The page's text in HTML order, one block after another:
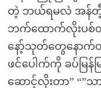
တဲ့ ဘယ်ရမလဲ အန်တီ့
ဘက်ထောက်လိုးပ
နော့်သုတ်တွေနောက်တ
ဖင်ပေါက်ကို ခပ်မ
ဆောင့်လိုးတာ”